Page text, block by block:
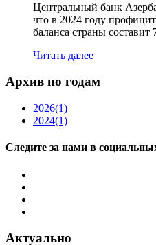
Центральный банк
что в 2024 году
баланса страны
Читать далее
Архив по годам
2026(1)
2024(1)
Следите за нами в
Актуально